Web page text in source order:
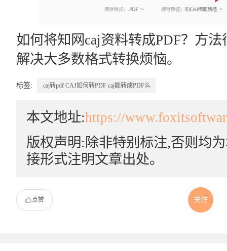
如何将知网caj资料转成PDF？方
解决大多数格式转换烦恼。
标签: caj转pdf CAJ如何转PDF caj能转成PDF么
本文地址:https://
版权声明:除非特别标注,否则均
接形式注明文章出处。
点赞 关注